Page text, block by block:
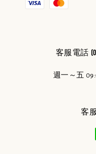
客服電話
週一～五
客